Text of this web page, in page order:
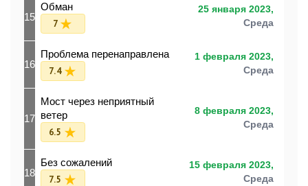
15
Обман
7
25 января 2023,
Среда
16
Проблема перенаправлена
7.4
1 февраля 2023,
Среда
17
Мост через неприятный
ветер
6.5
8 февраля 2023,
Среда
18
Без сожалений
7.5
15 февраля 2023,
Среда